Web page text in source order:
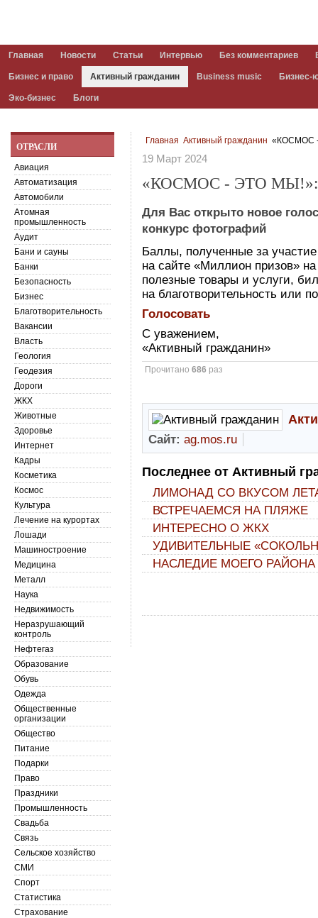
Главная Новости Статьи Интервью Без комментариев
Бизнес и право Активный гражданин Business music Бизнес-
Эко-бизнес Блоги
Главная Активный гражданин «КОСМОС
19 Март 2024
«КОСМОС - ЭТО
Для Вас открыто новое
конкурс фотографий
Баллы, полученные за
на сайте «Миллион призов»
полезные товары и услуги,
на благотворительность или
Голосовать
С уважением,
«Активный гражданин»
Прочитано686 раз
Сайт:ag.mos.ru
Последнее от Активный
ЛИМОНАД СО ВКУСОМ
ВСТРЕЧАЕМСЯ НА ПЛЯЖЕ
ИНТЕРЕСНО О ЖКХ
УДИВИТЕЛЬНЫЕ
НАСЛЕДИЕ МОЕГО РАЙОНА
ОТРАСЛИ
Авиация
Автоматизация
Автомобили
Атомная
промышленность
Аудит
Бани и сауны
Банки
Безопасность
Бизнес
Благотворительность
Вакансии
Власть
Геология
Геодезия
Дороги
ЖКХ
Животные
Здоровье
Интернет
Кадры
Косметика
Космос
Культура
Лечение на курортах
Лошади
Машиностроение
Медицина
Металл
Наука
Недвижимость
Неразрушающий
контроль
Нефтегаз
Образование
Обувь
Одежда
Общественные
организации
Общество
Питание
Подарки
Право
Праздники
Промышленность
Свадьба
Связь
Сельское хозяйство
СМИ
Спорт
Статистика
Страхование